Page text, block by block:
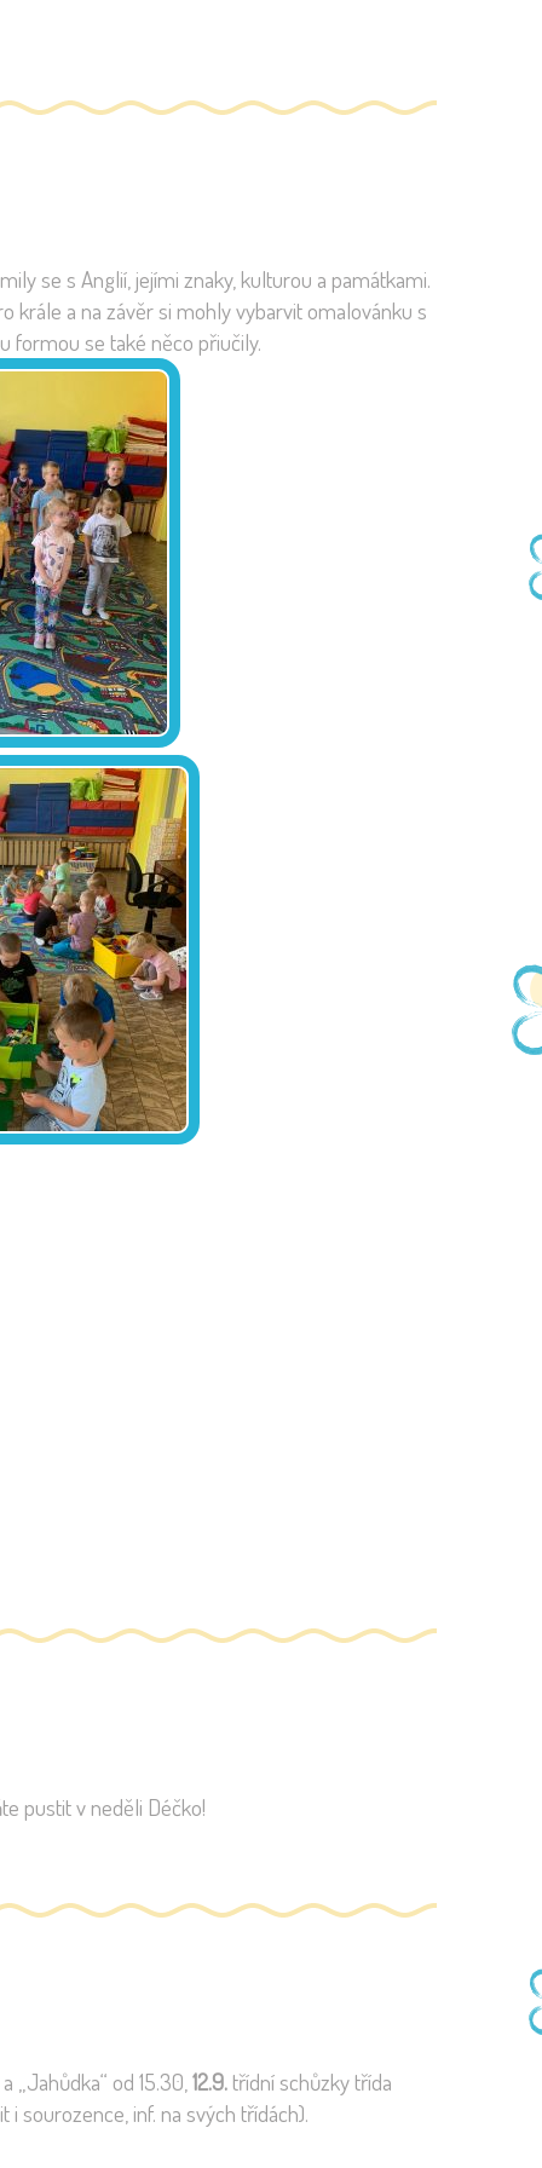
se s Anglií, jejími znaky, kulturou a památkami.
krále a na závěr si mohly vybarvit omalovánku s
formou se také něco přiučily.
pustit v neděli Déčko!
od 15.30, 12.9. třídní schůzky třída
sourozence, inf. na svých třídách).